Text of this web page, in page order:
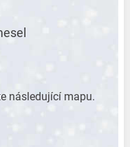
následující mapu.